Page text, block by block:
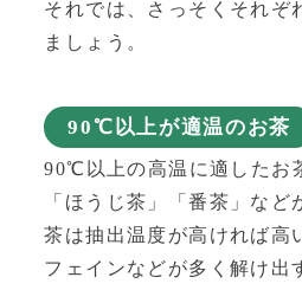
それでは、さっそくそれぞ
ましょう。
90℃以上が適温のお茶
90℃以上の高温に適したお
「ほうじ茶」「番茶」 など
茶は抽出温度が高ければ高
フェインなどが多く解け出